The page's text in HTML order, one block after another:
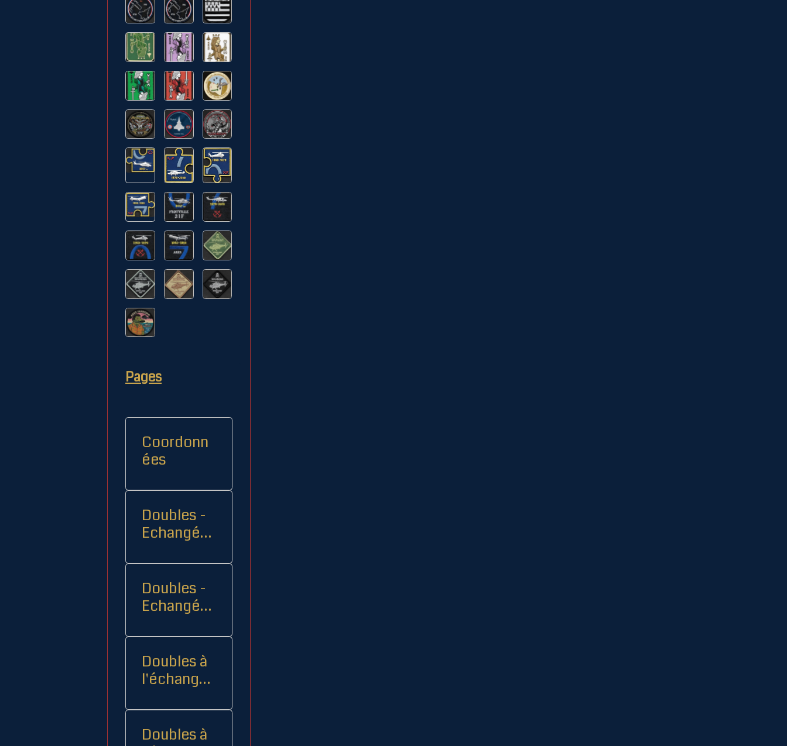
Pages
Coordonn
ées
Doubles -
Echangés 1
Doubles -
Echangés
Doubles à
l'échange
Doubles à